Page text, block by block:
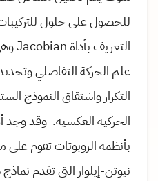
للحصول على حلول
التعريف بأداةJacobian
علم الحركة التفاضلي
التكرار واشتقاق النموذج
الحركية العكسية. وقد وجد
بأنظمة الروبوتات تقوم على
نيوتن-إيلوار التي تقدم